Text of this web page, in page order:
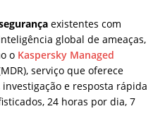
existentes com
global de ameaças,
o Kaspersky Managed
serviço que oferece
e resposta rápida
24 horas por dia, 7